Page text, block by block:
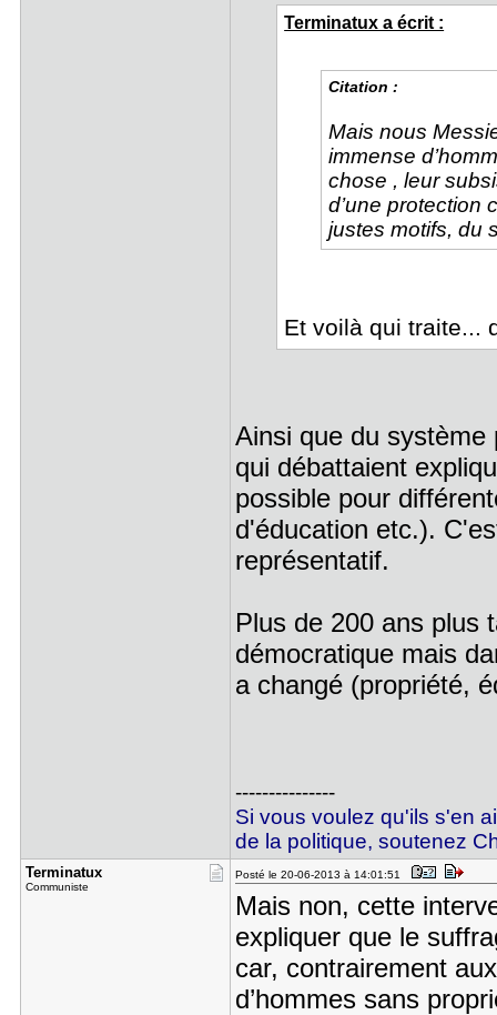
Terminatux a écrit :
Citation :
Mais nous
immense
chose , leur
d’une protection
justes motifs, du
Et voilà qui traite...
Ainsi que du
qui débattaient
possible pour
d'éducation etc.).
représentatif.
Plus de 200 ans plus
démocratique mais
a changé (propriété,
---------------
Si vous voulez qu'ils s'en
de la politique, soutenez
Terminatux
Communiste
Posté le 20-06-2013 à 14:01:51
Mais non, cette
expliquer que le
car, contrairement
d’hommes sans